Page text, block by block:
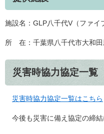
施設名：GLP八千代V（ファイ
所 在：千葉県八千代市大和田
災害時協力協定一覧
災害時協力協定一覧はこちら
今後も災害に備え協定の締結